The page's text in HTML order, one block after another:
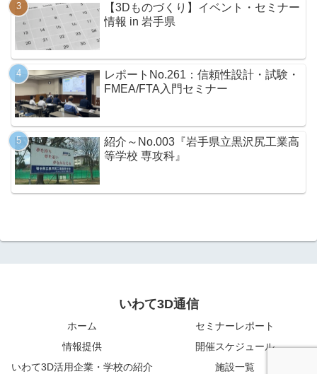
【3Dものづくり】イベント・セミナー
情報 in 岩手県
レポートNo.261：信頼性設計・試験・
FMEA/FTA入門セミナー
紹介～No.003『岩手県立黒沢尻工業高
等学校 専攻科』
いわて3D通信
ホーム
セミナーレポート
情報提供
開催スケジュール
いわて3D活用企業・学校の紹介
施設一覧